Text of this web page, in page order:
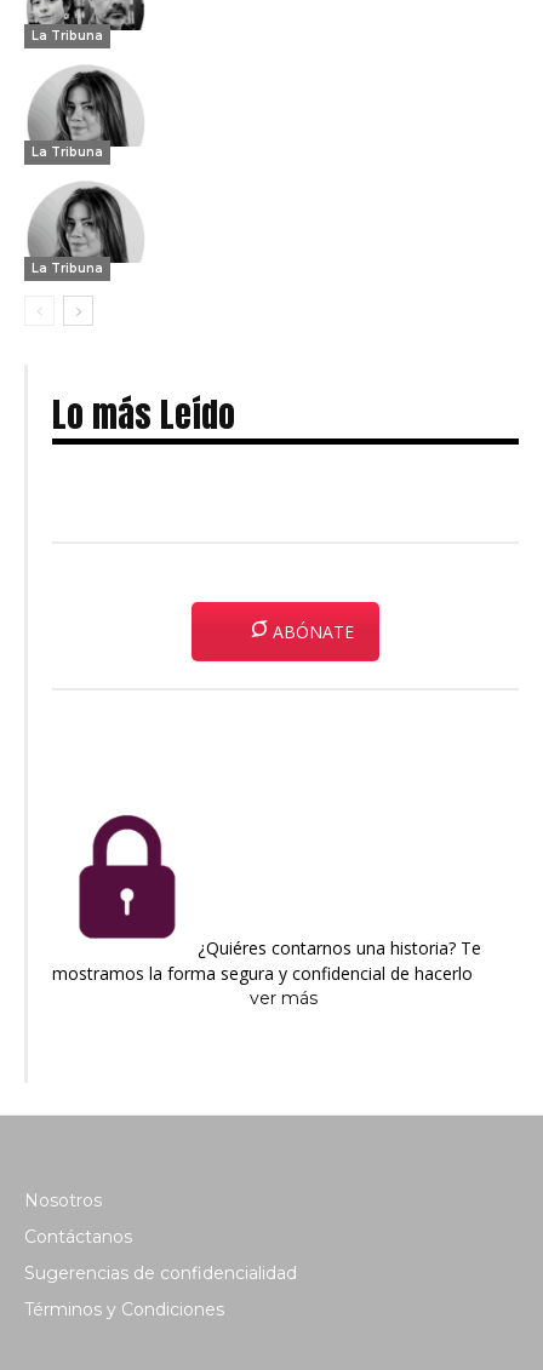
La Tribuna
La Tribuna
La Tribuna
Lo más Leído
ABÓNATE
¿Quiéres contarnos una historia? Te
mostramos la forma segura y confidencial de hacerlo
ver más
Nosotros
Contáctanos
Sugerencias de confidencialidad
Términos y Condiciones